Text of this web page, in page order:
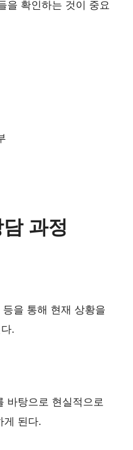
을 확인하는 것이 중요
과정
을 통해 현재 상황을
.
바탕으로 현실적으로
게 된다.